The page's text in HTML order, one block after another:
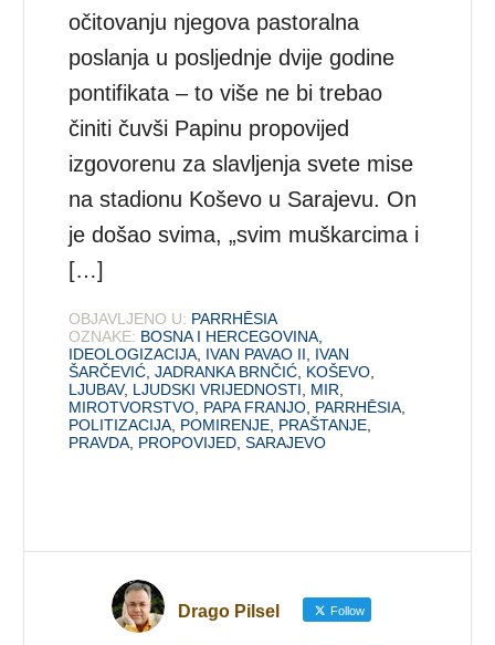
očitovanju njegova pastoralna
poslanja u posljednje dvije godine
pontifikata – to više ne bi trebao
činiti čuvši Papinu propovijed
izgovorenu za slavljenja svete mise
na stadionu Koševo u Sarajevu. On
je došao svima, „svim muškarcima i
[…]
OBJAVLJENO U: PARRHĒSIA
OZNAKE: BOSNA I HERCEGOVINA
IDEOLOGIZACIJA IVAN PAVAO II
IVAN
ŠARČEVIĆ ,JADRANKA BRNČIĆ KOŠEVO
LJUBAV, LJUDSKI VRIJEDNOSTI MIR
MIROTVORSTVO PAPA FRANJO PARRHĒSIA
POLITIZACIJA POMIRENJE PRAŠTANJE
PRAVDA PROPOVIJED ,SARAJEVO
Drago Pilsel Follow